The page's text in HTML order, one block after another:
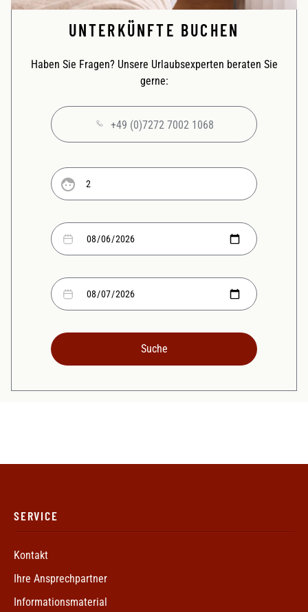
UNTERKÜNFTE BUCHEN
Haben Sie Fragen? Unsere Urlaubsexperten beraten Sie
gerne:
+49 (0)7272 7002 1068
Anzahl
Erwachsene
Anreisedatum
Abreisedatum
SERVICE
Kontakt
Ihre Ansprechpartner
Informationsmaterial